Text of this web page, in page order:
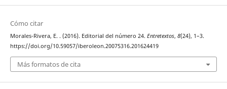
Cómo citar
Morales-Rivera, E. . (2016). Editorial del número 24. Entretextos, 8(24), 1–3.
https://doi.org/10.59057/iberoleon.20075316.201624419
Más formatos de cita